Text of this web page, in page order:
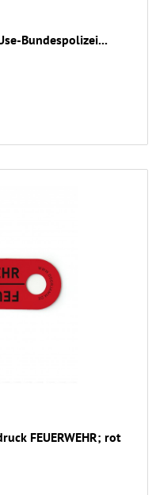
Bundespolizei...
FEUERWEHR; rot